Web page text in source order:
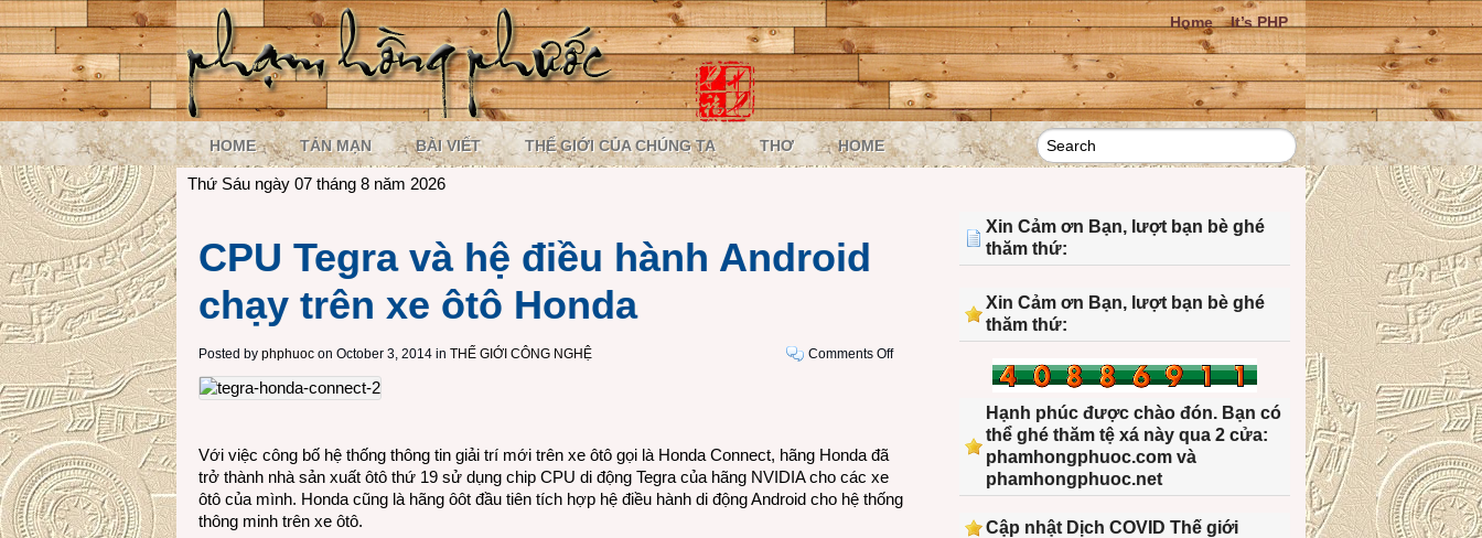
Home It’s PHP
HOME TẢN MẠN BÀI VIẾT THẾ GIỚI CỦA CHÚNG TA THƠ HOME
Thứ Sáu ngày 07 tháng 8 năm 2026
CPU Tegra và hệ điều hành Android
chạy trên xe ôtô Honda
Posted by phphuoc on October 3, 2014 in THẾ GIỚI CÔNG NGHỆ Comments Offon
Android
Với việc công bố hệ thống thông tin giải trí mới trên xe ôtô gọi là Honda Connect, hãng Honda đã
trở thành nhà sản xuất ôtô thứ 19 sử dụng chip CPU di động Tegra của hãng NVIDIA cho các xe
ôtô của mình. Honda cũng là hãng ôôt đầu tiên tích hợp hệ điều hành di động Android cho hệ thống
thông minh trên xe ôtô.
Xin Cảm ơn Bạn, lượt bạn bè ghé
thăm thứ:
Xin Cảm ơn Bạn, lượt bạn bè ghé
thăm thứ:
Hạnh phúc được chào đón. Bạn có
thể ghé thăm tệ xá này qua 2 cửa:
phamhongphuoc.com và
phamhongphuoc.net
Cập nhật Dịch COVID Thế giới